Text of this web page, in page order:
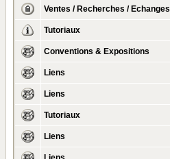
Ventes / Recherches / Echanges
Tutoriaux
Conventions & Expositions
Liens
Liens
Tutoriaux
Liens